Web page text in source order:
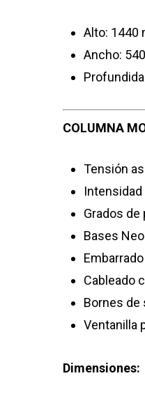
Alto: 1440
Ancho:
COLUMNA
Tensión
Intensidad
Grados de
Bases
Cableado
Bornes de
Ventanilla
Dimensiones: